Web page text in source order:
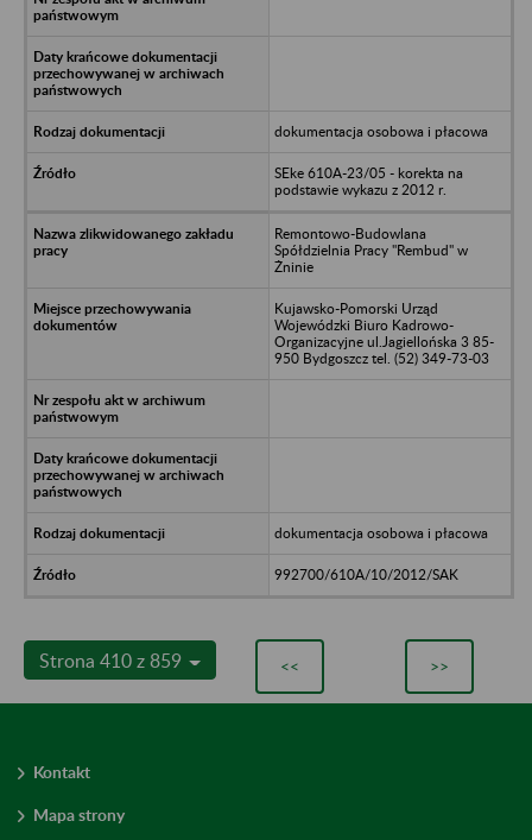
dokumentacja osobowa i płacowa
SEke 610A-23/05 - korekta na
podstawie wykazu z 2012 r.
Remontowo-Budowlana
Spółdzielnia Pracy "Rembud" w
Żninie
Kujawsko-Pomorski Urząd
Wojewódzki Biuro Kadrowo-
Organizacyjne ul.Jagiellońska 3 85-
950 Bydgoszcz tel. (52) 349-73-03
dokumentacja osobowa i płacowa
992700/610A/10/2012/SAK
Strona 410 z 859 << >>
Kontakt
Mapa strony